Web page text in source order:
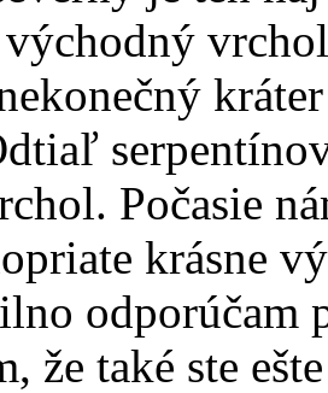
Počasie
krásne
odporúčam
že také ste